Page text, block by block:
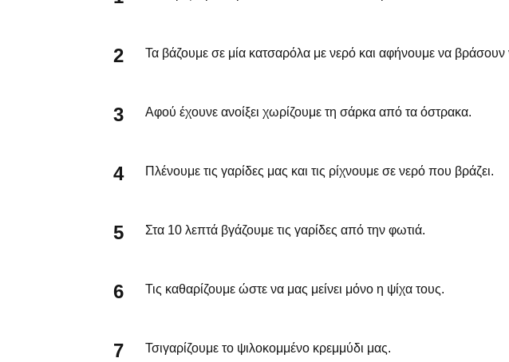
Τα βάζουμε σε μία κατσαρόλα με νερό και αφήνουμε να βράσουν
Αφού έχουνε ανοίξει χωρίζουμε τη σάρκα από τα όστρακα.
Πλένουμε τις γαρίδες μας και τις ρίχνουμε σε νερό που βράζει.
Στα 10 λεπτά βγάζουμε τις γαρίδες από την φωτιά.
Τις καθαρίζουμε ώστε να μας μείνει μόνο η ψίχα τους.
Τσιγαρίζουμε το ψιλοκομμένο κρεμμύδι μας.